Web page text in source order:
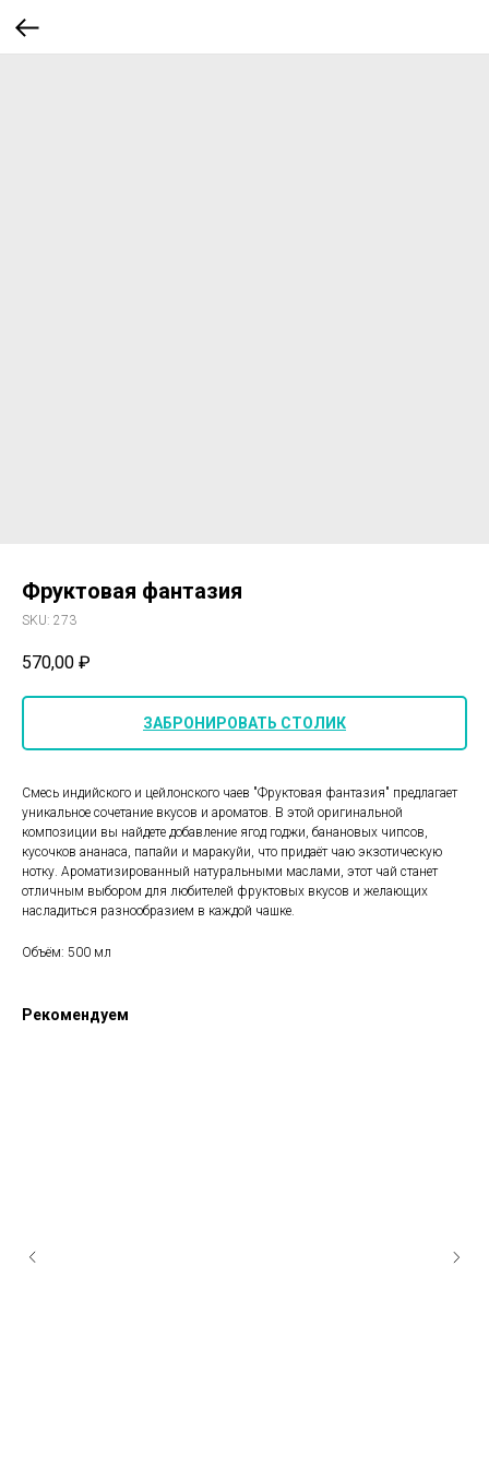
Фруктовая фантазия
SKU: 273
570,00 ₽
ЗАБРОНИРОВАТЬ СТОЛИК
Смесь индийского и цейлонского чаев "Фруктовая фантазия" предлагает
уникальное сочетание вкусов и ароматов. В этой оригинальной
композиции вы найдете добавление ягод годжи, банановых чипсов,
кусочков ананаса, папайи и маракуйи, что придаёт чаю экзотическую
нотку. Ароматизированный натуральными маслами, этот чай станет
отличным выбором для любителей фруктовых вкусов и желающих
насладиться разнообразием в каждой чашке.
Объём: 500 мл
Рекомендуем